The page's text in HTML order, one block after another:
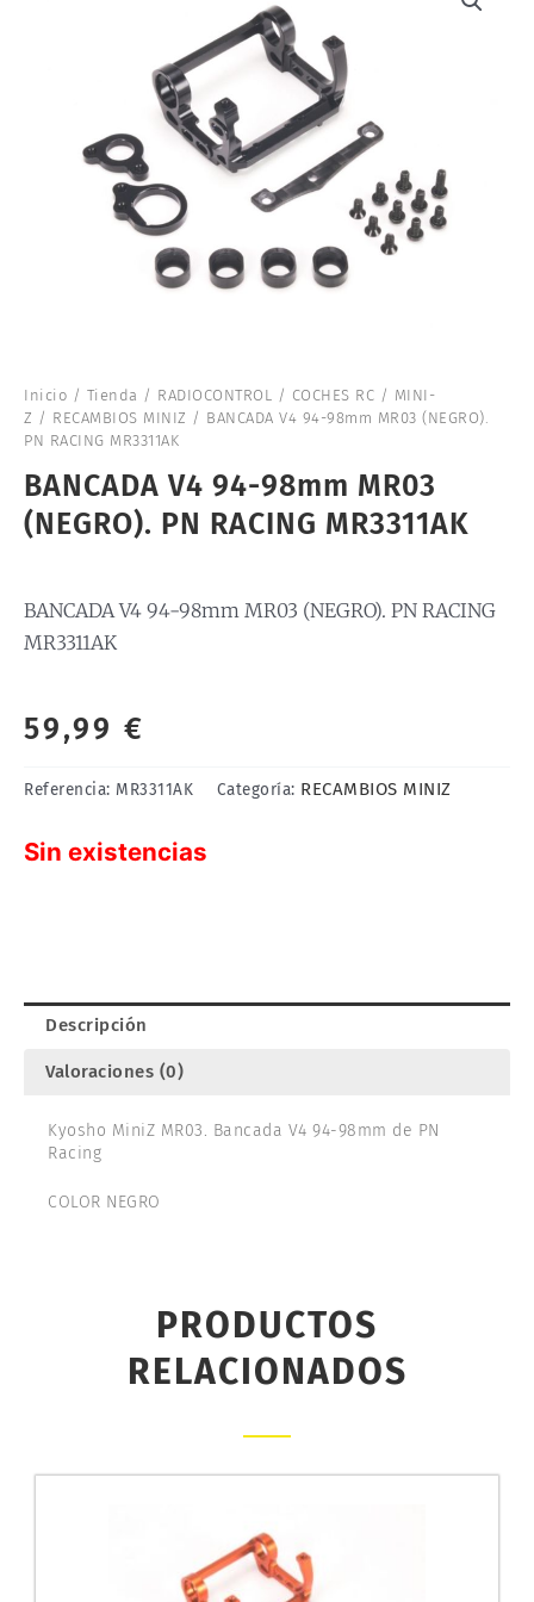
Inicio / Tienda / RADIOCONTROL / COCHES RC / MINI-
Z / RECAMBIOS MINIZ / BANCADA V4 94-98mm MR03 (NEGRO).
PN RACING MR3311AK
BANCADA V4 94-98mm MR03
(NEGRO). PN RACING MR3311AK
BANCADA V4 94-98mm MR03 (NEGRO). PN RACING
MR3311AK
59,99 €
Referencia: MR3311AK Categoría: RECAMBIOS MINIZ
Sin existencias
Descripción
Valoraciones (0)
Kyosho MiniZ MR03. Bancada V4 94-98mm de PN
Racing
COLOR NEGRO
PRODUCTOS
RELACIONADOS